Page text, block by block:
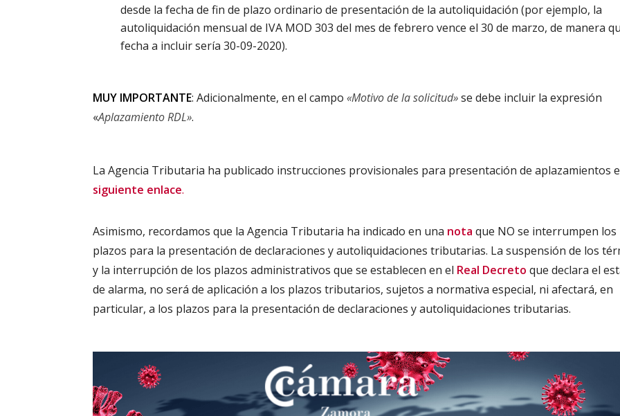
desde la fecha de fin de plazo ordinario de presentación de la autoliquidación (por ejemplo, la
autoliquidación mensual de IVA MOD 303 del mes de febrero vence el 30 de marzo, de manera
fecha a incluir sería 30-09-2020).
MUY IMPORTANTE: Adicionalmente, en el campo«Motivo de la solicitud»se debe incluir la expresión
«Aplazamiento RDL».
La Agencia Tributaria ha publicado instrucciones provisionales para presentación de aplazamientos
siguiente enlace.
Asimismo, recordamos que la Agencia Tributaria ha indicado en una nota que NO se interrumpen los
plazos para la presentación de declaraciones y autoliquidaciones tributarias. La suspensión de los
y la interrupción de los plazos administrativos que se establecen en el Real Decreto que declara el
de alarma, no será de aplicación a los plazos tributarios, sujetos a normativa especial, ni afectará, en
particular, a los plazos para la presentación de declaraciones y autoliquidaciones tributarias.